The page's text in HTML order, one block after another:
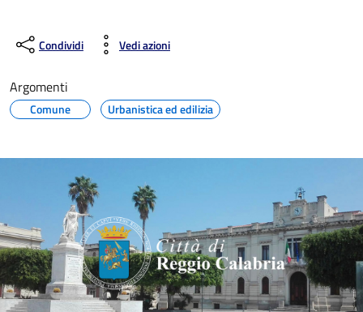
Condividi Vedi azioni
Argomenti
Comune Urbanistica ed edilizia